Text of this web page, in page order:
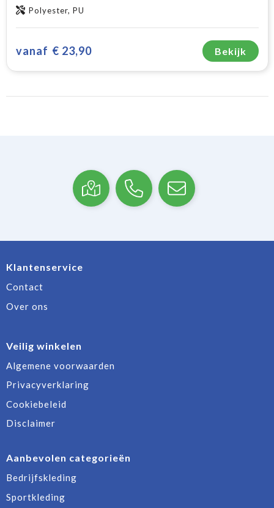
Polyester, PU
vanaf € 23,90 Bekijk
Klantenservice
Contact
Over ons
Veilig winkelen
Algemene voorwaarden
Privacyverklaring
Cookiebeleid
Disclaimer
Aanbevolen categorieën
Bedrijfskleding
Sportkleding